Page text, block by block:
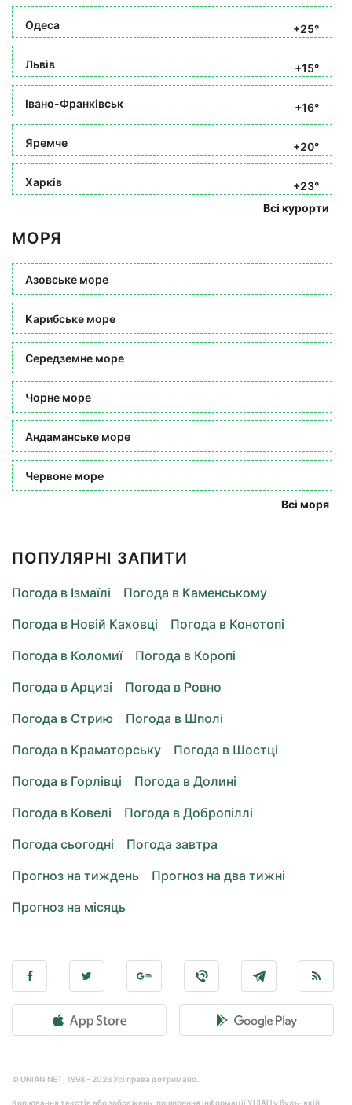
Одеса +25°
Львів +15°
Івано-Франківськ +16°
Яремче +20°
Харків
+23°
Всі курорти
МОРЯ
Азовське море
Карибське море
Середземне море
Чорне море
Андаманське море
Червоне море
Всі моря
ПОПУЛЯРНІ ЗАПИТИ
Погода в Ізмаїлі
Погода в Каменському
Погода в Новій Каховці
Погода в Конотопі
Погода в Коломиї
Погода в Коропі
Погода в Арцизі
Погода в Ровно
Погода в Стрию
Погода в Шполі
Погода в Краматорську
Погода в Шостці
Погода в Горлівці
Погода в Долині
Погода в Ковелі
Погода в Добропіллі
Погода сьогодні
Погода завтра
Прогноз на тиждень
Прогноз на два тижні
Прогноз на місяць
© UNIAN.NET, 1998 - 2026 Усі права дотримано.
Копіювання текстів або зображень, поширення інформації УНІАН у будь-якій